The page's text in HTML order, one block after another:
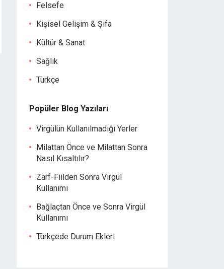
Felsefe
Kişisel Gelişim & Şifa
Kültür & Sanat
Sağlık
Türkçe
Popüler Blog Yazıları
Virgülün Kullanılmadığı Yerler
Milattan Önce ve Milattan Sonra
Nasıl Kısaltılır?
Zarf-Fiilden Sonra Virgül
Kullanımı
Bağlaçtan Önce ve Sonra Virgül
Kullanımı
Türkçede Durum Ekleri